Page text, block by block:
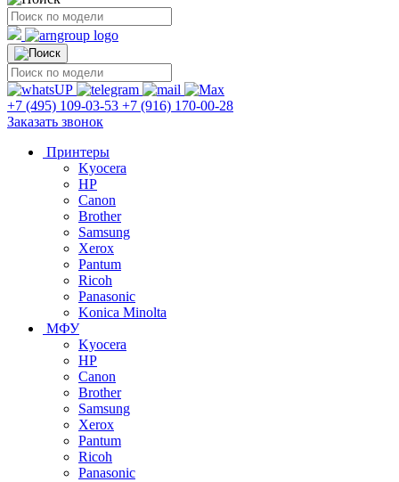
+7 (495) 109-03-53 +7 (916) 170-00-28
Заказать звонок
Принтеры
Kyocera
HP
Canon
Brother
Samsung
Xerox
Pantum
Ricoh
Panasonic
Konica Minolta
МФУ
Kyocera
HP
Canon
Brother
Samsung
Xerox
Pantum
Ricoh
Panasonic